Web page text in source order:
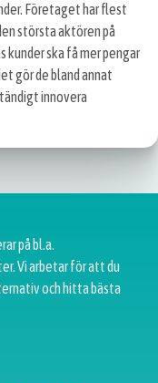
Företaget har flest
största aktören på
kunder ska få mer pengar
gör de bland annat
innovera
på bl.a.
Vi arbetar för att du
och hitta bästa